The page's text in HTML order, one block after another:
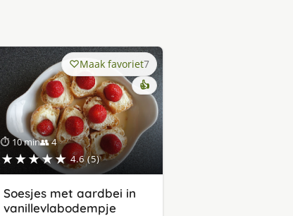
⏱ 10 min👥 4
★★★★★ 4.6 (5)
Maak favoriet7
👍
Soesjes met aardbei in
vanillevlabodempje